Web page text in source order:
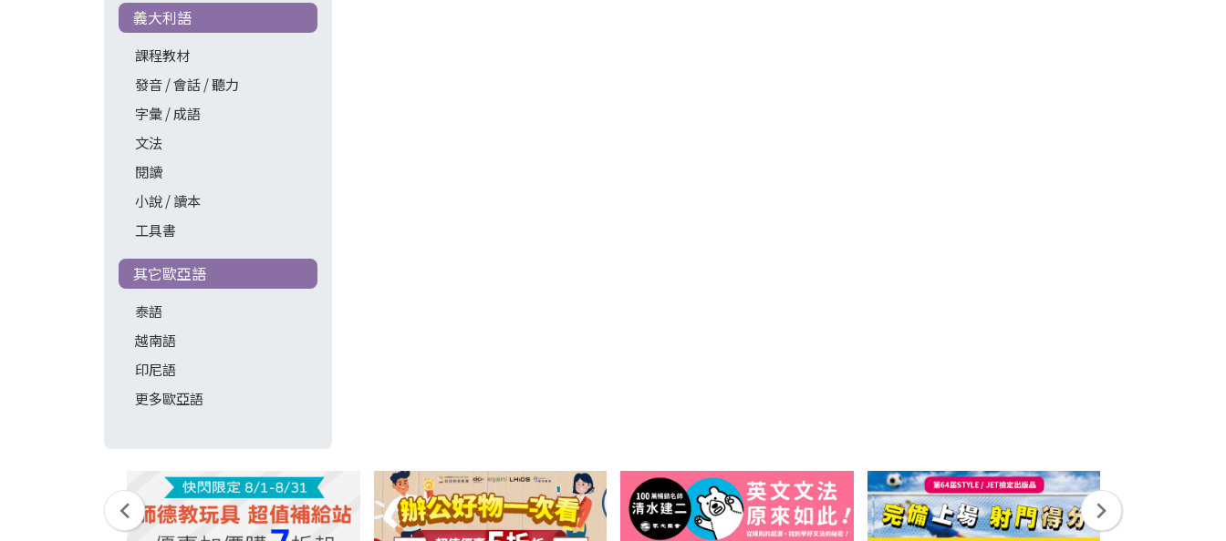
義大利語
課程教材
發音 / 會話 / 聽力
字彙 / 成語
文法
閱讀
小說 / 讀本
工具書
其它歐亞語
泰語
越南語
印尼語
更多歐亞語